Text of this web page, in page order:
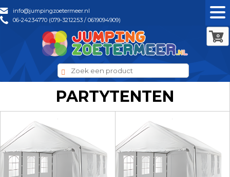
0
info@jumpingzoetermeer.nl
06-24234770 (079-3212253 / 0619094909)
PARTYTENTEN